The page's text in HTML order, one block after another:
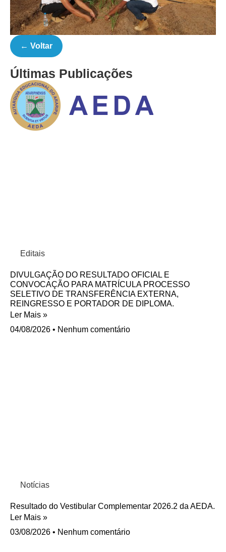
← Voltar
Últimas Publicações
Editais
DIVULGAÇÃO DO RESULTADO OFICIAL E
CONVOCAÇÃO PARA MATRÍCULA PROCESSO
SELETIVO DE TRANSFERÊNCIA EXTERNA,
REINGRESSO E PORTADOR DE DIPLOMA.
Ler Mais »
04/08/2026
Nenhum comentário
Notícias
Resultado do Vestibular Complementar 2026.2 da AEDA.
Ler Mais »
03/08/2026
Nenhum comentário